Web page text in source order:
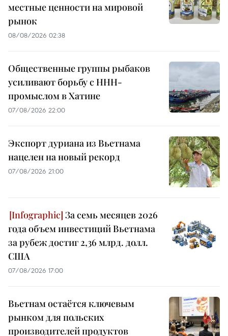
местные ценности на мировой
рынок
08/08/2026 02:38
Общественные группы рыбаков
усиливают борьбу с ННН-
промыслом в Хатине
07/08/2026 22:00
Экспорт дуриана из Вьетнама
нацелен на новый рекорд
07/08/2026 21:00
За семь месяцев 2026
года объем инвестиций Вьетнама
за рубеж достиг 2,36 млрд. долл.
США
07/08/2026 17:00
Вьетнам остаётся ключевым
рынком для польских
производителей продуктов